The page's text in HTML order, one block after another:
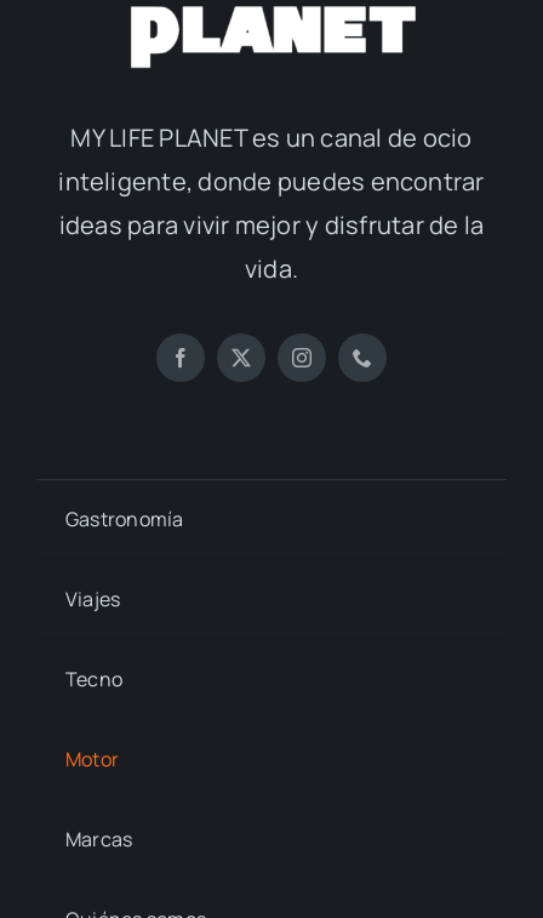
MY LIFE PLANET es un canal de ocio
inteligente, donde puedes encontrar
ideas para vivir mejor y disfrutar de la
vida.
Gastronomía
Viajes
Tecno
Motor
Marcas